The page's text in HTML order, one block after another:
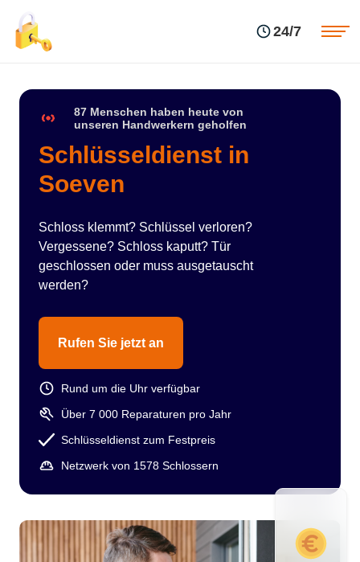
24/7
87 Menschen haben heute von
unseren Handwerkern geholfen
Schlüsseldienst in
Soeven
Schloss klemmt? Schlüssel verloren?
Vergessene? Schloss kaputt? Tür
geschlossen oder muss ausgetauscht
werden?
Rufen Sie jetzt an
Rund um die Uhr verfügbar
Über 7 000 Reparaturen pro Jahr
Schlüsseldienst zum Festpreis
Netzwerk von 1578 Schlossern